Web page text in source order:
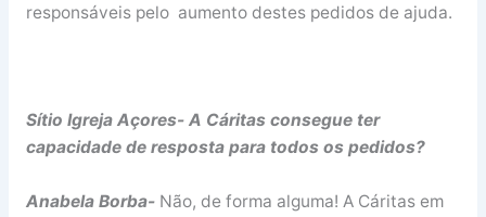
responsáveis pelo aumento destes pedidos de ajuda.
Sítio Igreja Açores- A Cáritas consegue ter
capacidade de resposta para todos os pedidos?
Anabela Borba-Não, de forma alguma! A Cáritas em